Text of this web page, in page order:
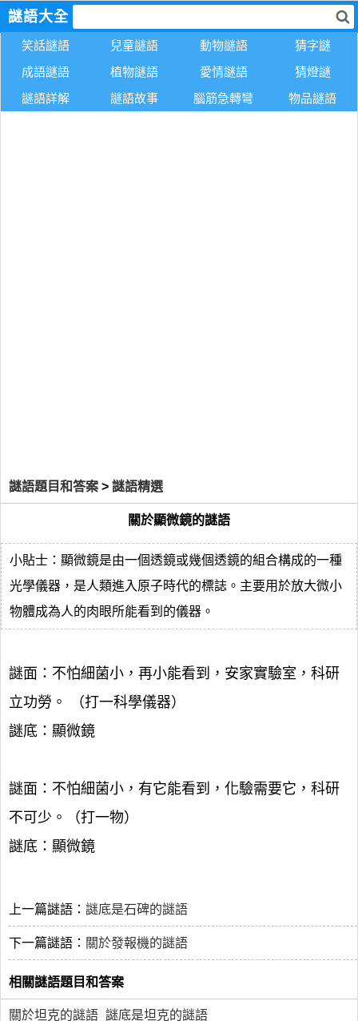
謎語大全
笑話謎語 兒童謎語 動物謎語
猜字謎
成語謎語
植物謎語 愛情謎語
猜燈謎
謎語詳解
謎語故事 腦筋急轉彎 物品謎語
謎語題目和答案 > 謎語精選
關於顯微鏡的謎語
小貼士：顯微鏡是由一個透鏡或幾個透鏡的組合構成的一種
光學儀器，是人類進入原子時代的標誌。主要用於放大微小
物體成為人的肉眼所能看到的儀器。
謎面：不怕細菌小，再小能看到，安家實驗室，科研
立功勞。 （打一科學儀器）
謎底：顯微鏡
謎面：不怕細菌小，有它能看到，化驗需要它，科研
不可少。（打一物）
謎底：顯微鏡
上一篇謎語： 謎底是石碑的謎語
下一篇謎語： 關於發報機的謎語
相關謎語題目和答案
關於坦克的謎語_謎底是坦克的謎語